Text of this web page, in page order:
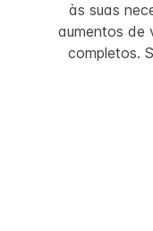
às suas
aumentos de
completos.